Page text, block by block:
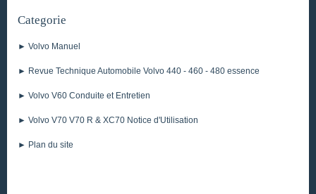
Categorie
► Volvo Manuel
► Revue Technique Automobile Volvo 440 - 460 - 480 essence
► Volvo V60 Conduite et Entretien
► Volvo V70 V70 R & XC70 Notice d'Utilisation
► Plan du site